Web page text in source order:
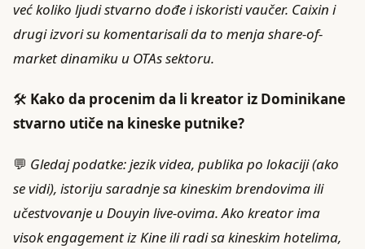
već koliko ljudi stvarno dođe i iskoristi vaučer. Caixin i
drugi izvori su komentarisali da to menja share-of-
market dinamiku u OTAs sektoru.
🛠️ Kako da procenim da li kreator iz Dominikane
stvarno utiče na kineske putnike?
💬 Gledaj podatke: jezik videa, publika po lokaciji (ako
se vidi), istoriju saradnje sa kineskim brendovima ili
učestvovanje u Douyin live-ovima. Ako kreator ima
visok engagement iz Kine ili radi sa kineskim hotelima,